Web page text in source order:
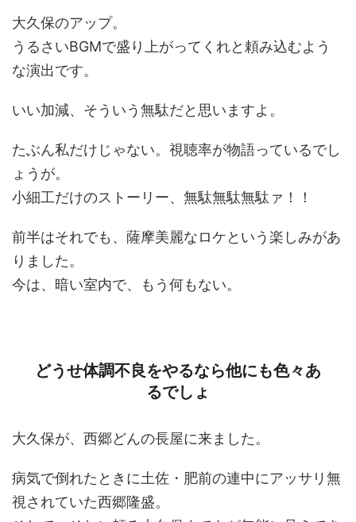
大久保のアップ。
うるさいBGMで盛り上がってくれと頼み込むよう
な演出です。
いい加減、そういう無駄だと思いますよ。
たぶん私だけじゃない。視聴率が物語っているでし
ょうが。
小細工だけのストーリー、無駄無駄無駄ァ！！
前半はそれでも、薩摩美麗なロケという楽しみがあ
りました。
今は、暗い室内で、もう何もない。
どうせ体調不良をやるなら他にも色々あ
るでしょ
大久保が、西郷どんの長屋に来ました。
病気で倒れたときに土佐・肥前の連中にアッサリ無
視されていた西郷隆盛。